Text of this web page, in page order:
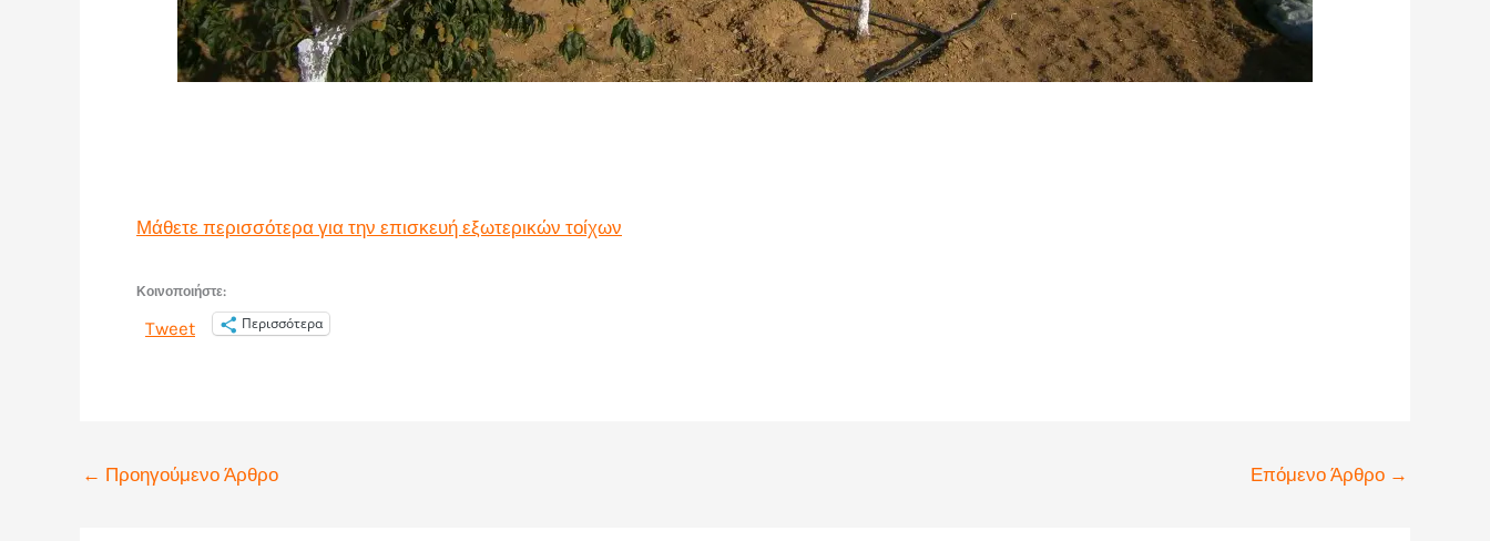
Μάθετε περισσότερα για την επισκευή εξωτερικών τοίχων
Κοινοποιήστε:
Tweet Περισσότερα
← Προηγούμενο Άρθρο Επόμενο Άρθρο →